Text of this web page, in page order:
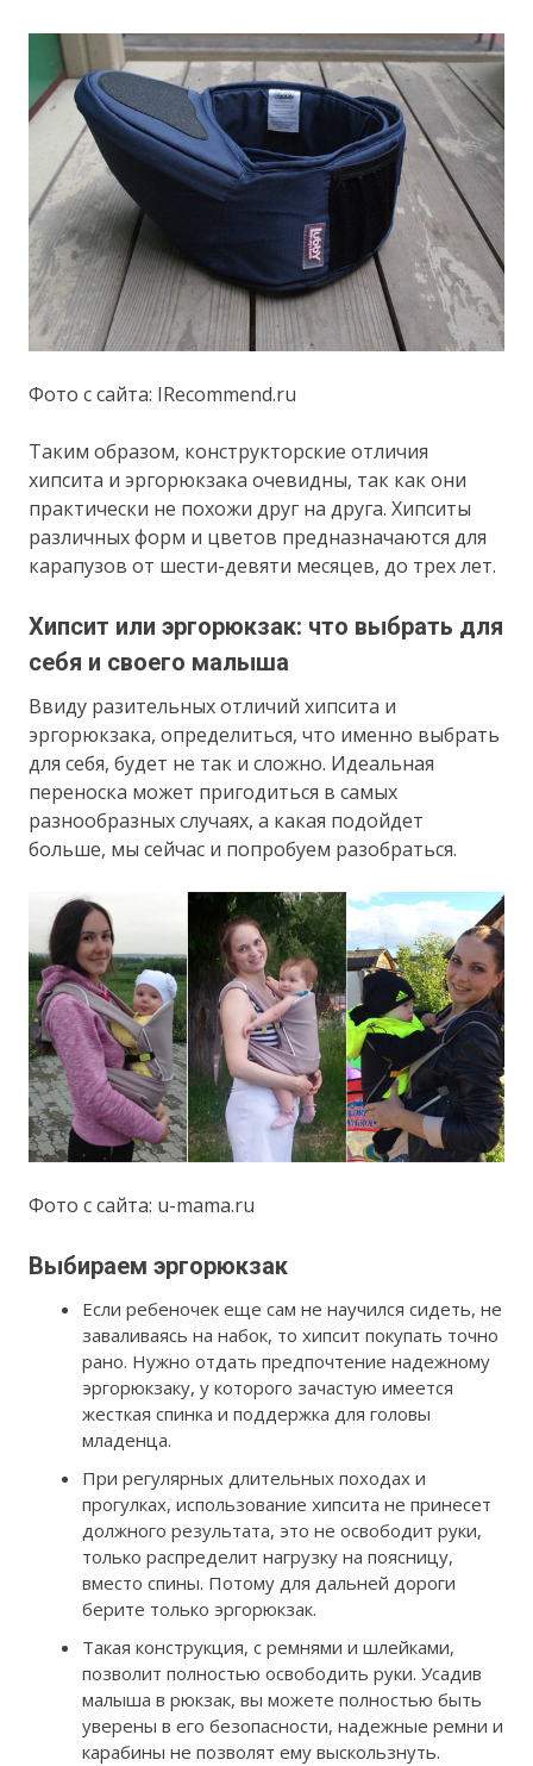
Фото с сайта: IRecommend.ru
Таким образом, конструкторские отличия
хипсита и эргорюкзака очевидны, так как они
практически не похожи друг на друга. Хипситы
различных форм и цветов предназначаются для
карапузов от шести-девяти месяцев, до трех лет.
Хипсит или эргорюкзак: что выбрать для
себя и своего малыша
Ввиду разительных отличий хипсита и
эргорюкзака, определиться, что именно выбрать
для себя, будет не так и сложно. Идеальная
переноска может пригодиться в самых
разнообразных случаях, а какая подойдет
больше, мы сейчас и попробуем разобраться.
Фото с сайта: u-mama.ru
Выбираем эргорюкзак
Если ребеночек еще сам не научился сидеть, не
заваливаясь на набок, то хипсит покупать точно
рано. Нужно отдать предпочтение надежному
эргорюкзаку, у которого зачастую имеется
жесткая спинка и поддержка для головы
младенца.
При регулярных длительных походах и
прогулках, использование хипсита не принесет
должного результата, это не освободит руки,
только распределит нагрузку на поясницу,
вместо спины. Потому для дальней дороги
берите только эргорюкзак.
Такая конструкция, с ремнями и шлейками,
позволит полностью освободить руки. Усадив
малыша в рюкзак, вы можете полностью быть
уверены в его безопасности, надежные ремни и
карабины не позволят ему выскользнуть.